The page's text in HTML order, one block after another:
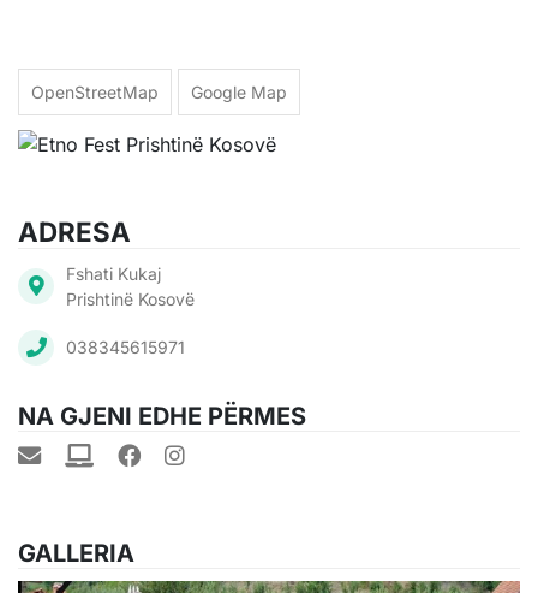
OpenStreetMap Google Map
ADRESA
Fshati Kukaj
Prishtinë Kosovë
038345615971
NA GJENI EDHE PËRMES
GALLERIA